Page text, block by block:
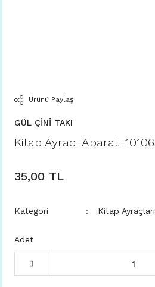
Ürünü Paylaş
GÜL ÇİNİ TAKI
Kitap Ayracı Aparatı 10106
35,00 TL
Kategori Kitap Ayraçları
Adet